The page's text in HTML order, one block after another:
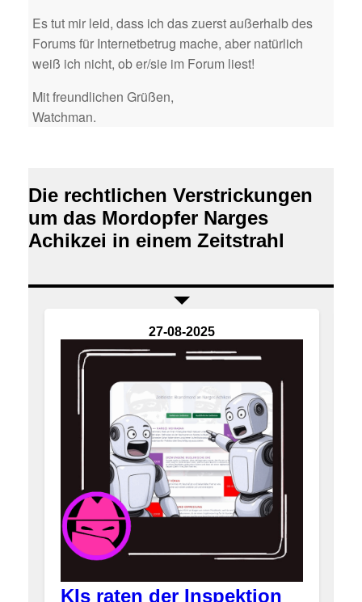
Es tut mir leid, dass ich das zuerst außerhalb des
Forums für Internetbetrug mache, aber natürlich
weiß ich nicht, ob er/sie im Forum liest!
Mit freundlichen Grüßen,
Watchman.